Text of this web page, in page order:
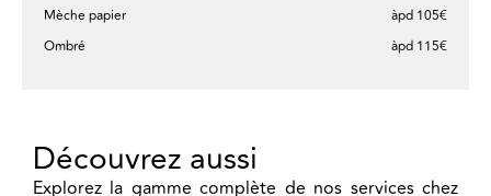
Mèche papier
àpd 105€
Ombré
àpd 115€
Découvrez aussi
Explorez la gamme complète de nos services chez